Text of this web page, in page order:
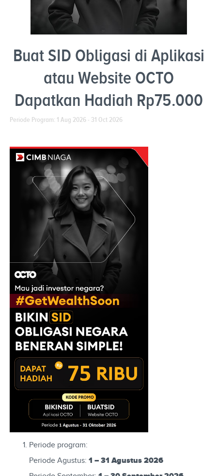
Buat SID Obligasi di Aplikasi
atau Website OCTO
Dapatkan Hadiah Rp75.000
Periode Program: 1 Aug 2026 - 31 Oct 2026
Periode program:
Periode Agustus: 1 – 31 Agustus 2026